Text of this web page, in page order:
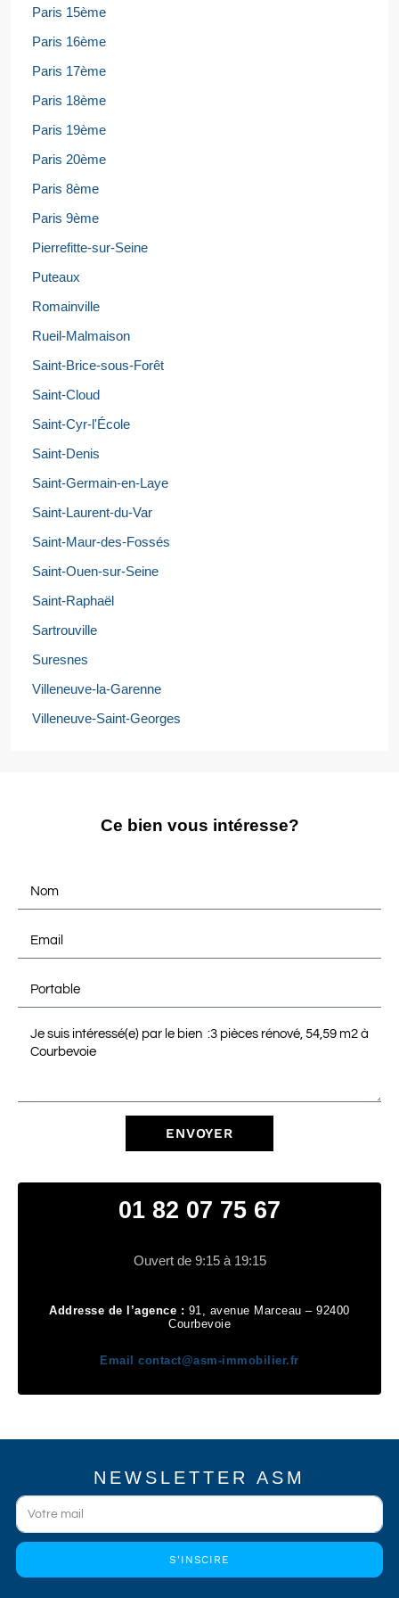
Paris 15ème
Paris 16ème
Paris 17ème
Paris 18ème
Paris 19ème
Paris 20ème
Paris 8ème
Paris 9ème
Pierrefitte-sur-Seine
Puteaux
Romainville
Rueil-Malmaison
Saint-Brice-sous-Forêt
Saint-Cloud
Saint-Cyr-l'École
Saint-Denis
Saint-Germain-en-Laye
Saint-Laurent-du-Var
Saint-Maur-des-Fossés
Saint-Ouen-sur-Seine
Saint-Raphaël
Sartrouville
Suresnes
Villeneuve-la-Garenne
Villeneuve-Saint-Georges
Ce bien vous intéresse?
ENVOYER
01 82 07 75 67
Ouvert de 9:15 à 19:15
Addresse de l’agence : 91, avenue Marceau – 92400
Courbevoie
Emailcontact@asm-immobilier.fr
NEWSLETTER ASM
S'INSCIRE